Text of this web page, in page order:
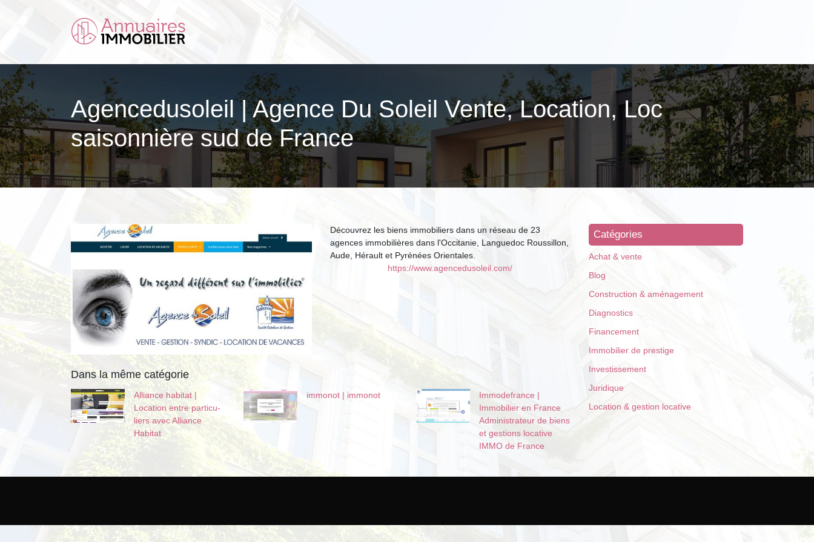
Agen­ceduso­leil | Agence Du Soleil Vente, Location, Loc
saisonnière sud de France
Découvrez les biens immobiliers dans un réseau de 23
agences immobilières dans l'Occitanie, Languedoc Roussillon,
Aude, Hérault et Pyrénées Orientales.
https://www.agencedusoleil.com/
Dans la même catégorie
Alliance habitat |
Location entre par­ticu­
liers avec Alliance
Habitat
immonot | immonot
Im­mo­defran­ce |
Immobilier en France
Ad­ministra­teur de biens
et gestions locative
IMMO de France
Catégories
Achat & vente
Blog
Construction & aménagement
Diagnostics
Financement
Immobilier de prestige
Investissement
Juridique
Location & gestion locative